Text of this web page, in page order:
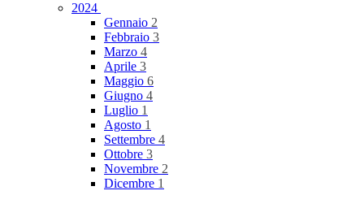
2024
Gennaio 2
Febbraio 3
Marzo 4
Aprile 3
Maggio 6
Giugno 4
Luglio 1
Agosto 1
Settembre 4
Ottobre 3
Novembre 2
Dicembre 1